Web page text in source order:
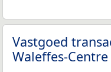
Vastgoed
Waleffes-Centre